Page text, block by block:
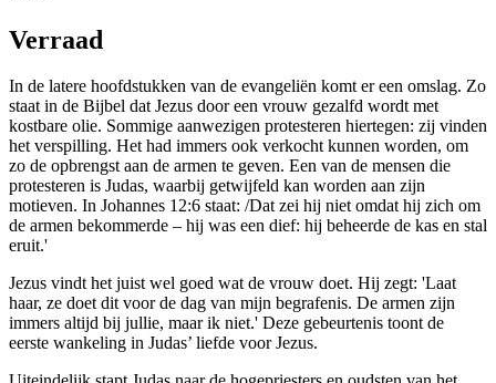
Verraad
In de latere hoofdstukken van de evangeliën komt er een omslag. Zo
staat in de Bijbel dat Jezus door een vrouw gezalfd wordt met
kostbare olie. Sommige aanwezigen protesteren hiertegen: zij vinden
het verspilling. Het had immers ook verkocht kunnen worden, om
zo de opbrengst aan de armen te geven. Een van de mensen die
protesteren is Judas, waarbij getwijfeld kan worden aan zijn
motieven. In Johannes 12:6 staat: /Dat zei hij niet omdat hij zich om
de armen bekommerde – hij was een dief: hij beheerde de kas en stal
eruit.'
Jezus vindt het juist wel goed wat de vrouw doet. Hij zegt: 'Laat
haar, ze doet dit voor de dag van mijn begrafenis. De armen zijn
immers altijd bij jullie, maar ik niet.' Deze gebeurtenis toont de
eerste wankeling in Judas’ liefde voor Jezus.